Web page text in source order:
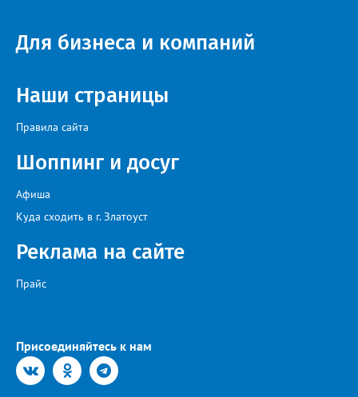
Для бизнеса и компаний
Наши страницы
Правила сайта
Шоппинг и досуг
Афиша
Куда сходить в г. Златоуст
Реклама на сайте
Прайс
Присоединяйтесь к нам